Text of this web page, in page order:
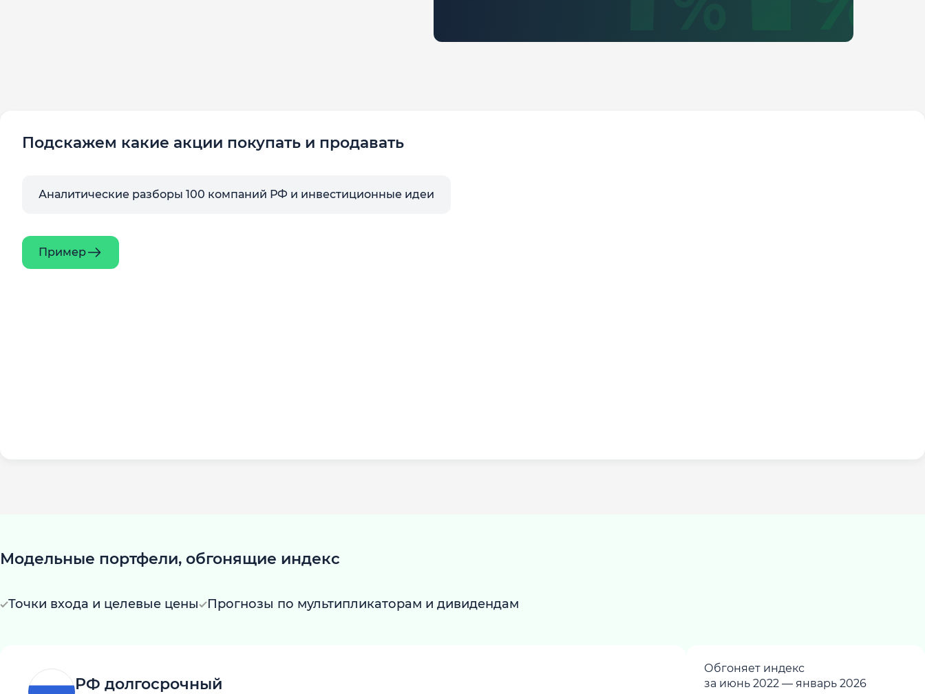
Подскажем какие акции покупать и продавать
Аналитические разборы 100 компаний РФ и инвестиционные идеи
Пример
Модельные портфели, обгонящие индекс
Точки входа и целевые цены Прогнозы по мультипликаторам и дивидендам
РФ долгосрочный
Обгоняет индекс
за июнь 2022 — январь 2026